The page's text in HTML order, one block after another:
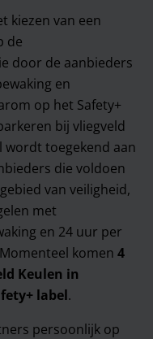
kiezen van een
de
door de aanbieders
en
op het Safety+
bij vliegveld
wordt toegekend aan
die voldoen
van veiligheid,
met
en 24 uur per
komen 4
Keulen in
label.
persoonlijk op